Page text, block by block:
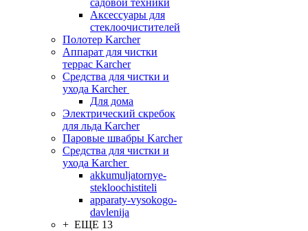
садовой техники
Аксессуары для
стеклоочистителей
Полотер Karcher
Аппарат для чистки
террас Karcher
Средства для чистки и
ухода Karcher
Для дома
Электрический скребок
для льда Karcher
Паровые швабры Karcher
Средства для чистки и
ухода Karcher
akkumuljatornye-
stekloochistiteli
apparaty-vysokogo-
davlenija
+ ЕЩЕ 13